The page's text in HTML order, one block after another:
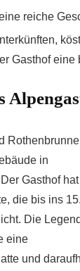
reiche
Gasthof
in
Gasthof hat
die bis ins 15.
Die
eine
und